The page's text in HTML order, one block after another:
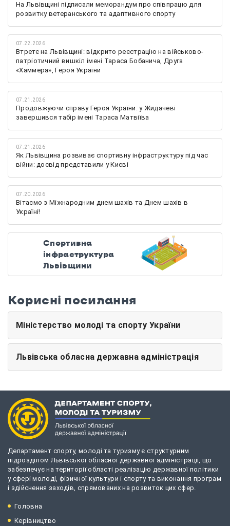
На Львівщині підписали меморандум про співпрацю для
розвитку ветеранського та адаптивного спорту
07.22.2026
Втретє на Львівщині: відкрито реєстрацію на військово-
патріотичний вишкіл імені Тараса Бобанича, Друга
«Хаммера», Героя України
07.21.2026
Продовжуючи справу Героя України: у Жидачеві
завершився табір імені Тараса Матвіїва
07.21.2026
Як Львівщина розвиває спортивну інфраструктуру під час
війни: досвід представили у Києві
07.20.2026
Вітаємо з Міжнародним днем шахів та Днем шахів в
Україні!
Спортивна
інфраструктура
Львівщини
Корисні посилання
Міністерство молоді та спорту України
Львівська обласна державна адміністрація
Департамент спорту, молоді та туризму є структурним
підрозділом Львівської обласної державної адміністрації, що
забезпечує на території області реалізацію державної політики
у сфері молоді, фізичної культури і спорту та виконання програм
і здійснення заходів, спрямованих на розвиток цих сфер.
Головна
Керівництво